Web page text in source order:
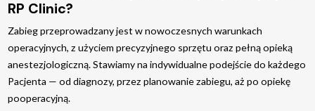
RP Clinic?
Zabieg przeprowadzany jest w nowoczesnych warunkach
operacyjnych, z użyciem precyzyjnego sprzętu oraz pełną opieką
anestezjologiczną. Stawiamy na indywidualne podejście do każdego
Pacjenta — od diagnozy, przez planowanie zabiegu, aż po opiekę
pooperacyjną.